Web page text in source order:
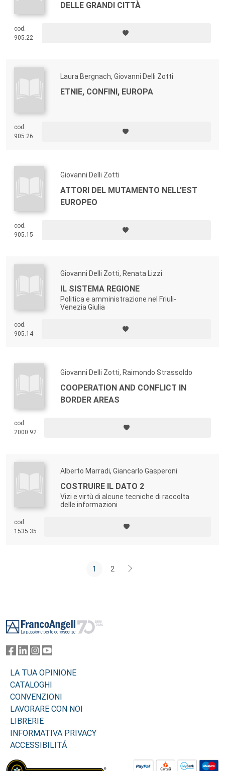
DELLE GRANDI CITTÀ
cod.
905.22
Laura Bergnach, Giovanni Delli Zotti
ETNIE, CONFINI, EUROPA
cod.
905.26
Giovanni Delli Zotti
ATTORI DEL MUTAMENTO NELL'EST
EUROPEO
cod.
905.15
Giovanni Delli Zotti, Renata Lizzi
IL SISTEMA REGIONE
Politica e amministrazione nel Friuli-
Venezia Giulia
cod.
905.14
Giovanni Delli Zotti, Raimondo Strassoldo
COOPERATION AND CONFLICT IN
BORDER AREAS
cod.
2000.92
Alberto Marradi, Giancarlo Gasperoni
COSTRUIRE IL DATO 2
Vizi e virtù di alcune tecniche di raccolta
delle informazioni
cod.
1535.35
1 2
LA TUA OPINIONE
CATALOGHI
CONVENZIONI
LAVORARE CON NOI
LIBRERIE
INFORMATIVA PRIVACY
ACCESSIBILITÁ